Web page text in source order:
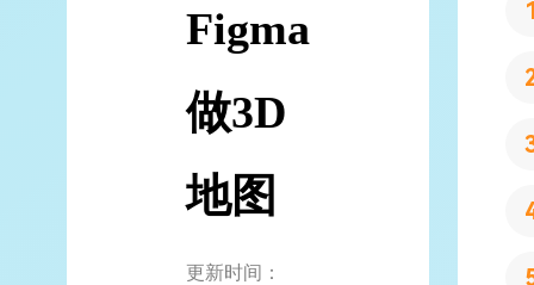
Figma
做3D
地图
更新时间：